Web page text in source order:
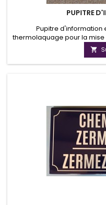
PUPITRE
Pupitre d'information
thermolaquage pour la
les parcours de
